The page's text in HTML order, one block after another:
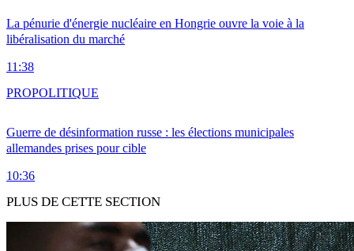
La pénurie d'énergie nucléaire en Hongrie ouvre la voie à la
libéralisation du marché
11:38
Guerre de désinformation russe : les élections municipales
allemandes prises pour cible
10:36
PROPOLITIQUE
PLUS DE CETTE SECTION